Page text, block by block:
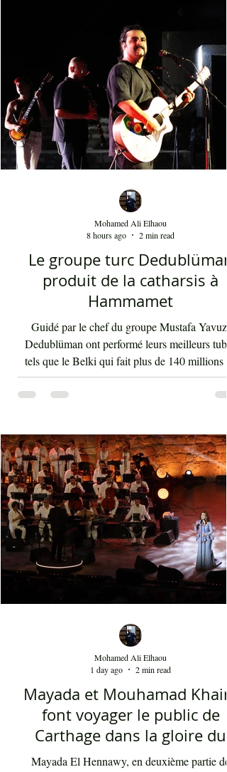
(3)
March 2018(2)2 posts
Le groupe turc Dedublüman
produit de la catharsis à
Hammamet
Guidé par le chef du groupe Mustafa Yavuz,
Dedublüman ont performé leurs meilleurs
font la gloire mondiale actuelle de cette bande.
musique de Dedublüman reflète bel et bien
l'identité turque, trouvant harmonieusement sa
place entre les civilisations orientale et
occidentale. Le son de la clarinette est à
d'un cri d'un loup sur les montagnes.
Dédublüm
Mohamed Ali Elhaou
8 hours ago
2 min read
Mayada et Mouhamad Khairy
font voyager le public de
Mohamed Ali Elhaou
1 day ago
2 min read